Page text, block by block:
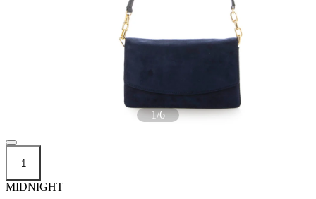
1/6
1
MIDNIGHT